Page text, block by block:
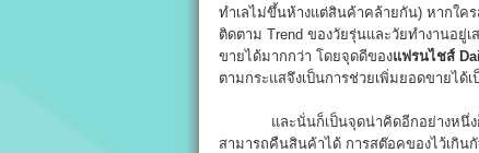
ทำเลไม่ขึ้นห้างแต่สินค้าคล้ายกัน) หากใค
ติดตาม Trend ของวัยรุ่นและวัยทำงานอยู่เ
ขายได้มากกว่า โดยจุดดีของแฟรนไชส์
ตามกระแสจึงเป็นการช่วยเพิ่มยอดขายได้เ
และนั่นก็เป็นจุดน่าคิดอีกอย่างหนึ่งก็คือ
สามารถคืนสินค้าได้ การสต๊อคของไว้เกิน